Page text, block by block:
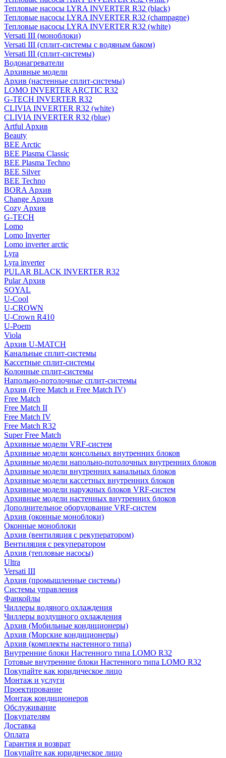
Тепловые насосы LYRA INVERTER R32 (black)
Тепловые насосы LYRA INVERTER R32 (champagne)
Тепловые насосы LYRA INVERTER R32 (white)
Versati III (моноблоки)
Versati III (сплит-системы с водяным баком)
Versati III (сплит-системы)
Водонагреватели
Архивные модели
Архив (настенные сплит-системы)
LOMO INVERTER ARCTIC R32
G-TECH INVERTER R32
CLIVIA INVERTER R32 (white)
CLIVIA INVERTER R32 (blue)
Artful Архив
Beauty
BEE Arctic
BEE Plasma Classic
BEE Plasma Techno
BEE Silver
BEE Techno
BORA Архив
Change Архив
Cozy Архив
G-TECH
Lomo
Lomo Inverter
Lomo inverter arctic
Lyra
Lyra inverter
PULAR BLACK INVERTER R32
Pular Архив
SOYAL
U-Cool
U-CROWN
U-Crown R410
U-Poem
Viola
Архив U-MATCH
Канальные сплит-системы
Кассетные сплит-системы
Колонные сплит-системы
Напольно-потолочные сплит-системы
Архив (Free Match и Free Match IV)
Free Match
Free Match II
Free Match IV
Free Match R32
Super Free Match
Архивные модели VRF-систем
Архивные модели консольных внутренних блоков
Архивные модели напольно-потолочных внутренних блоков
Архивные модели внутренних канальных блоков
Архивные модели кассетных внутренних блоков
Архивные модели наружных блоков VRF-систем
Архивные модели настенных внутренних блоков
Дополнительное оборудование VRF-систем
Архив (оконные моноблоки)
Оконные моноблоки
Архив (вентиляция с рекуператором)
Вентиляция с рекуператором
Архив (тепловые насосы)
Ultra
Versati III
Архив (промышленные системы)
Системы управления
Фанкойлы
Чиллеры водяного охлаждения
Чиллеры воздушного охлаждения
Архив (Мобильные кондиционеры)
Архив (Морские кондиционеры)
Архив (комплекты настенного типа)
Внутренние блоки Настенного типа LOMO R32
Готовые внутренние блоки Настенного типа LOMO R32
Покупайте как юридическое лицо
Монтаж и услуги
Проектирование
Монтаж кондиционеров
Обслуживание
Покупателям
Доставка
Оплата
Гарантия и возврат
Покупайте как юридическое лицо